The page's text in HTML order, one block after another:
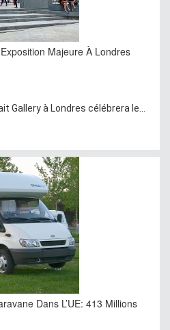
Majeure À Londres
Gallery à Londres célébrera le...
Dans L’UE: 413 Millions